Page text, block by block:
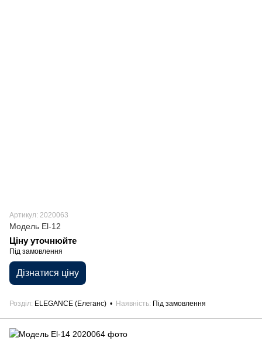
Артикул: 2020063
Модель El-12
Ціну уточнюйте
Під замовлення
Дізнатися ціну
Розділ ELEGANCE (Елеганс) Наявність Під замовлення